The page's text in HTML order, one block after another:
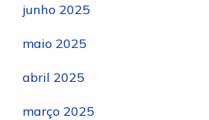
junho 2025
maio 2025
abril 2025
março 2025